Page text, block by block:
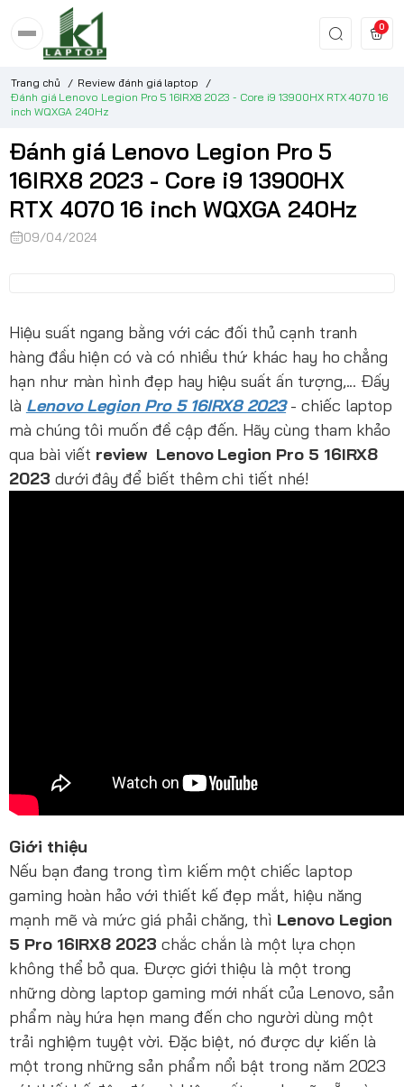
0
Trang chủ / Review đánh giá laptop
/
Đánh giá Lenovo Legion Pro 5 16IRX8 2023 - Core i9 13900HX RTX 4070 16
inch WQXGA 240Hz
Đánh giá Lenovo Legion Pro 5
16IRX8 2023 - Core i9 13900HX
RTX 4070 16 inch WQXGA 240Hz
09/04/2024
Hiệu suất ngang bằng với các đối thủ cạnh tranh
hàng đầu hiện có và có nhiều thứ khác hay ho chẳng
hạn như màn hình đẹp hay hiệu suất ấn tượng,... Đấy
là Lenovo Legion Pro 5 16IRX8 2023- chiếc laptop
mà chúng tôi muốn đề cập đến. Hãy cùng tham khảo
qua bài viết review Lenovo Legion Pro 5 16IRX8
2023 dưới đây để biết thêm chi tiết nhé!
Giới thiệu
Nếu bạn đang trong tìm kiếm một chiếc laptop
gaming hoàn hảo với thiết kế đẹp mắt, hiệu năng
mạnh mẽ và mức giá phải chăng, thì Lenovo Legion
5 Pro 16IRX8 2023 chắc chắn là một lựa chọn
không thể bỏ qua. Được giới thiệu là một trong
những dòng laptop gaming mới nhất của Lenovo, sản
phẩm này hứa hẹn mang đến cho người dùng một
trải nghiệm tuyệt vời. Đặc biệt, nó được dự kiến là
một trong những sản phẩm nổi bật trong năm 2023